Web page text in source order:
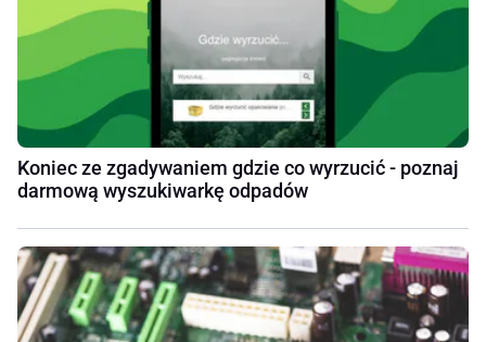
Koniec ze zgadywaniem gdzie co wyrzucić - poznaj
darmową wyszukiwarkę odpadów